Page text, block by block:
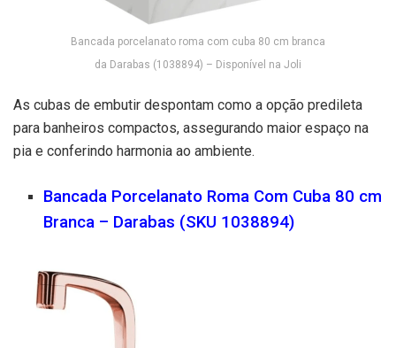
Bancada porcelanato roma com cuba 80 cm branca
da Darabas (1038894) – Disponível na Joli
As cubas de embutir despontam como a opção predileta
para banheiros compactos, assegurando maior espaço na
pia e conferindo harmonia ao ambiente.
Bancada Porcelanato Roma Com Cuba 80 cm
Branca – Darabas (SKU 1038894)